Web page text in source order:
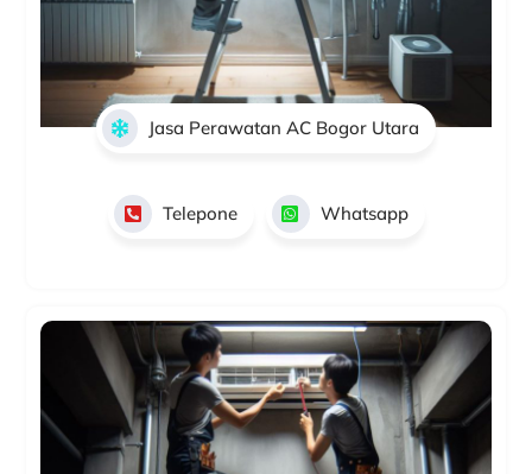
Jasa Perawatan AC Bogor Utara
Telepone Whatsapp